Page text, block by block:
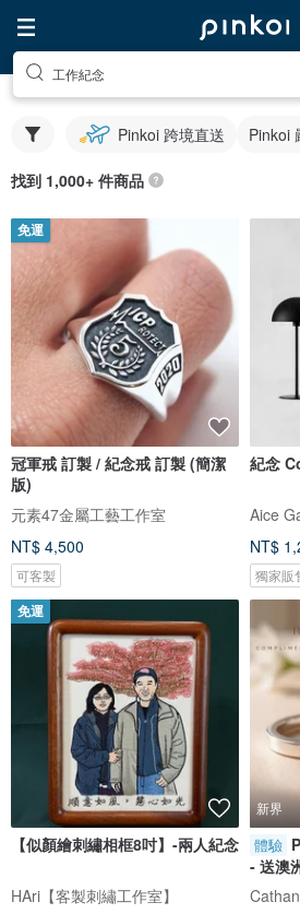
工作紀念
Pinkoi 跨境直送 Pinkoi
找到 1,000+ 件商品
免運
冠軍戒 訂製 / 紀念戒 訂製 (簡潔
版)
元素47金屬工藝工作室
NT$ 4,500
可客製
紀念
Aice
NT$
獨家販
免運
【似顏繪刺繡相框8吋】-兩人紀念
HAri【客製刺繡工作室】
新界
體驗
- 送澳
對戒